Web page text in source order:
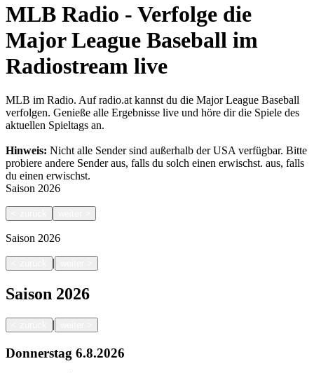
MLB Radio - Verfolge die
Major League Baseball im
Radiostream live
MLB im Radio. Auf radio.at kannst du die Major League Baseball
verfolgen. Genieße alle Ergebnisse live und höre dir die Spiele des
aktuellen Spieltags an.
Hinweis: Nicht alle Sender sind außerhalb der USA verfügbar. Bitte
probiere andere Sender aus, falls du solch einen erwischst. aus, falls
du einen erwischst.
Saison 2026
Saison 2026
|
Saison 2026
|
Donnerstag 6.8.2026